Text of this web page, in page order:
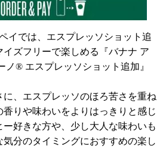
イでは、エスプレッソショット追
イズフリーで楽しめる『バナナ ア
ノ® エスプレッソショット追加』
、エスプレッソのほろ苦さを重ね
香りや味わいをよりはっきりと感じ
ー好きな方や、少し大人な味わいも
分のタイミングにおすすめの楽し